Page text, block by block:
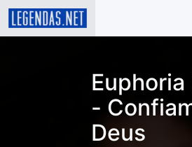
-
Deus